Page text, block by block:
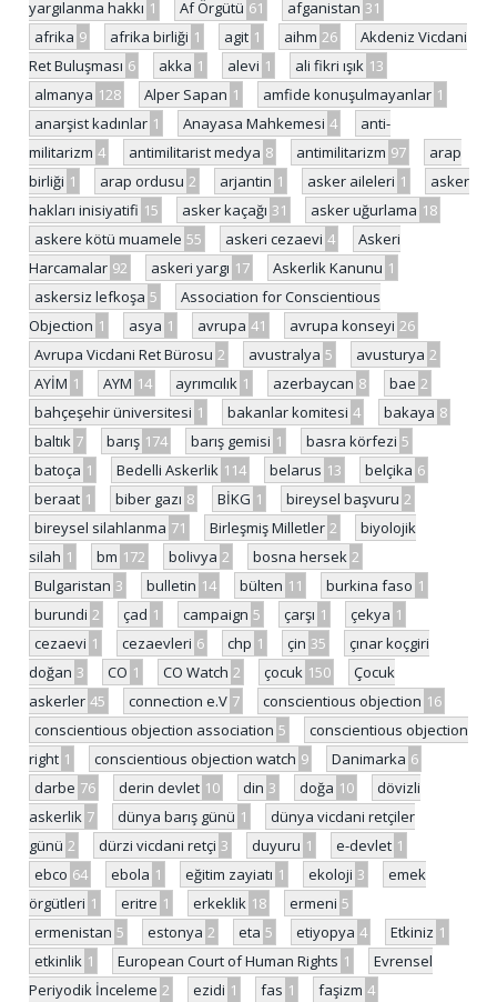
yargılanma hakkı 1 Af Örgütü 61 afganistan 31
afrika 9 afrika birliği 1 agit 1 aihm 26
Akdeniz Vicdani
Ret Buluşması 6 akka 1 alevi 1 ali fikri ışık 13
almanya 128 Alper Sapan 1 amfide konuşulmayanlar 1
anarşist kadınlar 1 Anayasa Mahkemesi 4
anti-
militarizm 4 antimilitarist medya 8 antimilitarizm 97
arap
birliği 1 arap ordusu 2 arjantin 1 asker aileleri 1
asker
hakları inisiyatifi 15 asker kaçağı 31 asker uğurlama 18
askere kötü muamele 55 askeri cezaevi 4
Askeri
Harcamalar 92 askeri yargı 17 Askerlik Kanunu 1
askersiz lefkoşa 5
Association for Conscientious
Objection 1 asya 1 avrupa 41 avrupa konseyi 26
Avrupa Vicdani Ret Bürosu 2 avustralya 5 avusturya 2
AYİM 1 AYM 14 ayrımcılık 1 azerbaycan 8 bae 2
bahçeşehir üniversitesi 1 bakanlar komitesi 4 bakaya 8
baltık 7 barış 174 barış gemisi 1 basra körfezi 5
batoça 1 Bedelli Askerlik 114 belarus 13 belçika 6
beraat 1 biber gazı 8 BİKG 1 bireysel başvuru 2
bireysel silahlanma 71 Birleşmiş Milletler 2
biyolojik
silah 1 bm 172 bolivya 2 bosna hersek 2
Bulgaristan 3 bulletin 14 bülten 11 burkina faso 1
burundi 2 çad 1 campaign 5 çarşı 1 çekya 1
cezaevi 1 cezaevleri 6 chp 1 çin 35
çınar koçgiri
doğan 3 CO 1 CO Watch 2 çocuk 150
Çocuk
askerler 45 connection e.V 7 conscientious objection 16
conscientious objection association 5
conscientious objection
right 1 conscientious objection watch 9 Danimarka 6
darbe 76 derin devlet 10 din 3 doğa 10
dövizli
askerlik 7 dünya barış günü 1
dünya vicdani retçiler
günü 2 dürzi vicdani retçi 3 duyuru 1 e-devlet 1
ebco 64 ebola 1 eğitim zayiatı 1 ekoloji 3
emek
örgütleri 1 eritre 1 erkeklik 18 ermeni 5
ermenistan 5 estonya 2 eta 5 etiyopya 4 Etkiniz 1
etkinlik 1 European Court of Human Rights 1
Evrensel
Periyodik İnceleme 2 ezidi 1 fas 1 faşizm 4